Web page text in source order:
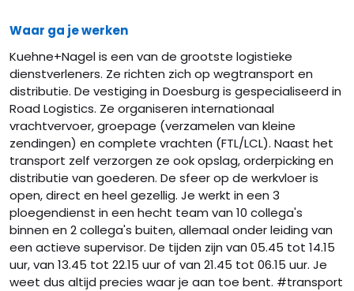
Waar ga je werken
Kuehne+Nagel is een van de grootste logistieke
dienstverleners. Ze richten zich op wegtransport en
distributie. De vestiging in Doesburg is gespecialiseerd in
Road Logistics. Ze organiseren internationaal
vrachtvervoer, groepage (verzamelen van kleine
zendingen) en complete vrachten (FTL/LCL). Naast het
transport zelf verzorgen ze ook opslag, orderpicking en
distributie van goederen. De sfeer op de werkvloer is
open, direct en heel gezellig. Je werkt in een 3
ploegendienst in een hecht team van 10 collega's
binnen en 2 collega's buiten, allemaal onder leiding van
een actieve supervisor. De tijden zijn van 05.45 tot 14.15
uur, van 13.45 tot 22.15 uur of van 21.45 tot 06.15 uur. Je
weet dus altijd precies waar je aan toe bent. #transport